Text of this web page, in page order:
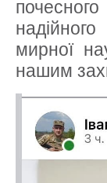
мирної
нашим